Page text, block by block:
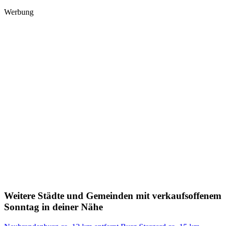
Werbung
Weitere Städte und Gemeinden mit verkaufsoffenem
Sonntag in deiner Nähe